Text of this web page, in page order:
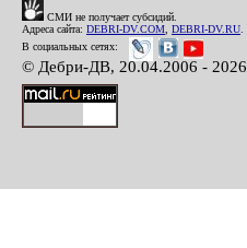
СМИ не получает субсидий.
Адреса сайта: DEBRI-DV.COM DEBRI-DV.RU
В социальных сетях:
© Дебри-ДВ, 20.04.2006 - 2026